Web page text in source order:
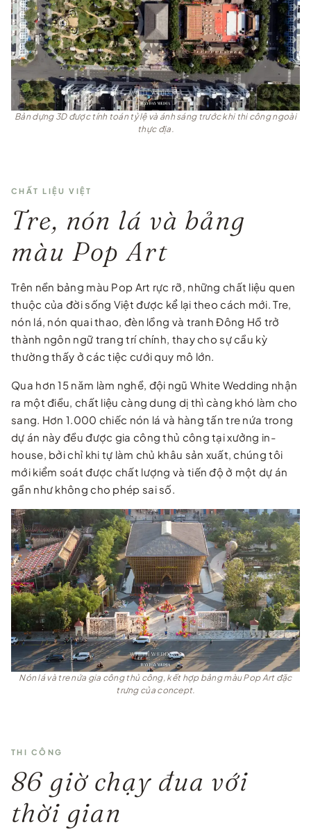
Bản dựng 3D được tính toán tỷ lệ và ánh sáng trước khi thi công ngoài
thực địa.
CHẤT LIỆU VIỆT
Tre, nón lá và bảng
màu Pop Art
Trên nền bảng màu Pop Art rực rỡ, những chất liệu quen
thuộc của đời sống Việt được kể lại theo cách mới. Tre,
nón lá, nón quai thao, đèn lồng và tranh Đông Hồ trở
thành ngôn ngữ trang trí chính, thay cho sự cầu kỳ
thường thấy ở các tiệc cưới quy mô lớn.
Qua hơn 15 năm làm nghề, đội ngũ White Wedding nhận
ra một điều, chất liệu càng dung dị thì càng khó làm cho
sang. Hơn 1.000 chiếc nón lá và hàng tấn tre nứa trong
dự án này đều được gia công thủ công tại xưởng in-
house, bởi chỉ khi tự làm chủ khâu sản xuất, chúng tôi
mới kiểm soát được chất lượng và tiến độ ở một dự án
gần như không cho phép sai số.
Nón lá và tre nứa gia công thủ công, kết hợp bảng màu Pop Art đặc
trưng của concept.
THI CÔNG
86 giờ chạy đua với
thời gian